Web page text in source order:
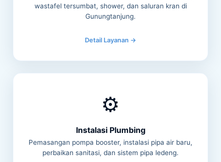
wastafel tersumbat, shower, dan saluran kran di
Gunungtanjung.
Detail Layanan →
⚙️
Instalasi Plumbing
Pemasangan pompa booster, instalasi pipa air baru,
perbaikan sanitasi, dan sistem pipa ledeng.